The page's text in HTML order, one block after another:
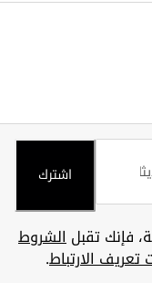
اشترك
فإنك تقبلالشروط
الارتباط.